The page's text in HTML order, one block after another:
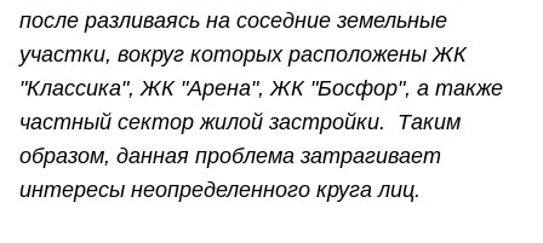
после разливаясь на соседние земельные
участки, вокруг которых расположены ЖК
"Классика", ЖК "Арена", ЖК "Босфор", а также
частный сектор жилой застройки. Таким
образом, данная проблема затрагивает
интересы неопределенного круга лиц.